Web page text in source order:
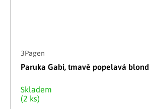
3Pagen
Paruka Gabi, tmavě popelavá blond
Skladem
(2 ks)